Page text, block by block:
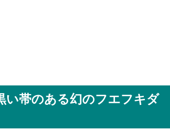
帯のある幻のフエフキダ